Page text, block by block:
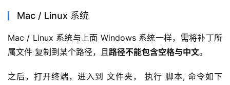
Mac / Linux 系统
Mac / Linux 系统与上面 Windows 系统一样，需将补丁所
属文件 复制到某个路径，且路径不能包含空格与中文。
之后，打开终端，进入到 文件夹， 执行 脚本, 命令如下